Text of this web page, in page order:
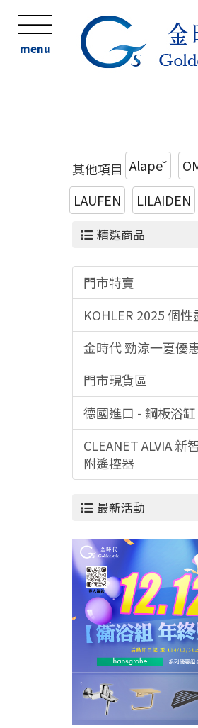
menu
其他項目 Alape˘
LAUFEN
LILAIDEN
精選商品
門市特賣
KOHLER 2025 個
金時代 勁涼一夏優
門市現貨區
德國進口 - 鋼板浴缸
CLEANET ALVIA 新
附遙控器
最新活動